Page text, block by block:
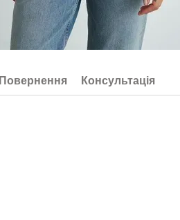
Повернення Консультація